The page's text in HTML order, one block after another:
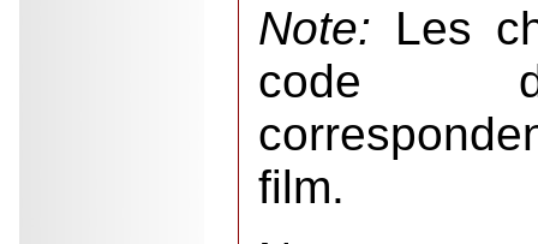
Note: Les
code
film.